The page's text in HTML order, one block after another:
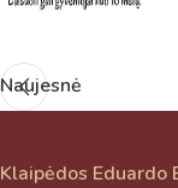
Naujesnė
Klaipėdos Eduardo